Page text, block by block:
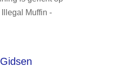
Muffin -